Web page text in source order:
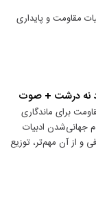
مقاومت و پایداری
نه درشت + صوت
برای ماندگاری
جهانی‌شدن ادبیات
و از آن مهم‌تر، توزیع